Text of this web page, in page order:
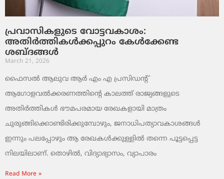
പ്രവാസികളുടെ വോട്ടവകാശം:
അതിർത്തികൾക്കപ്പുറം കേൾക്കേണ്ട
ശബ്ദങ്ങൾ
March 21, 2026
ഫൈസൽ ആലുവ ആർ എം എ പ്രസിഡന്റ്
ആഗോളവൽക്കരണത്തിന്റെ കാലത്ത് രാജ്യങ്ങളുടെ
അതിർത്തികൾ ഭൗമപരമായ രേഖകളായി മാത്രം
ചുരുങ്ങിക്കൊണ്ടിരിക്കുമ്പോഴും, ജനാധിപത്യാവകാശങ്ങൾ
ഇന്നും പലപ്പോഴും ആ രേഖകൾക്കുള്ളിൽ തന്നെ പൂട്ടപ്പെട്ട
നിലയിലാണ്. തൊഴിൽ, വിദ്യാഭ്യാസം, വ്യാപാരം
Read More »